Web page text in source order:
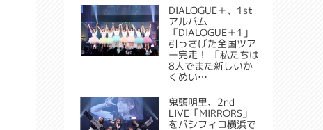
DIALOGUE＋、1st
アルバム
「DIALOGUE＋1」
引っさげた全国ツア
ー完走！ 「私たちは
8人でまた新しいか
くめい…
鬼頭明里、2nd
LIVE「MIRRORS」
をパシフィコ横浜で